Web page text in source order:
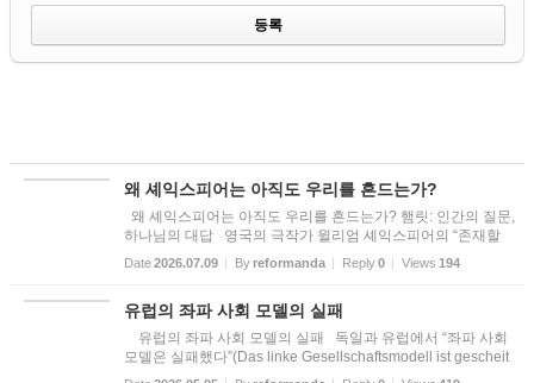
왜 셰익스피어는 아직도 우리를 흔드는가?
왜 셰익스피어는 아직도 우리를 흔드는가? 햄릿: 인간의 질문,
하나님의 대답 영국의 극작가 윌리엄 셰익스피어의 “존재할
것인가, 존재하지 않을 것인가, 그것이 문제다”(To be, or not to
be, that is the question)는 그의 희곡 『햄릿』 제3막 제1장...
Date2026.07.09 Byreformanda Reply0 Views 194
유럽의 좌파 사회 모델의 실패
유럽의 좌파 사회 모델의 실패 독일과 유럽에서 “좌파 사회
모델은 실패했다”(Das linke Gesellschaftsmodell ist gescheit
ert)는 목소리가 높아지고 있다. 많은 좌파 인사들이 더 이상 좌